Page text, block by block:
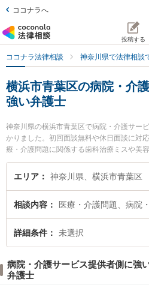
ココナラへ
投稿する
ココナラ法律相談 神奈川県で法律相談
横浜市青葉区の病院・介
強い弁護士
神奈川県の横浜市青葉区で病院・介護サー
かりました。初回面談無料や休日面談に対
療・介護問題に関係する歯科治療ミスや美
等の細かな分野での絞り込み検索もでき便
佐々木 博征弁護士やアスールたまプラ法律
相談したい』『病院・介護サービス提供者
の弁護士を検索したい』『初回相談無料で
相談できる横浜市青葉区内の弁護士に相談
エリア 神奈川県、横浜市青葉区
相談内容
詳細条件 未選択
病院・介護サービス提供者側に強
弁護士